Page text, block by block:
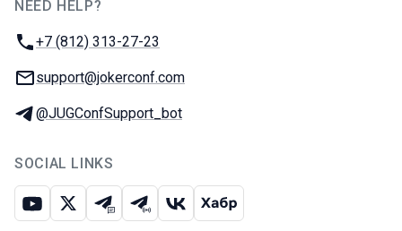
NEED HELP?
Phone:
+7 (812) 313-27-23
Email:
support@jokerconf.com
Telegram:
@JUGConfSupport_bot
SOCIAL LINKS
Youtube
X Telegram chat
Telegram channel
VK Habr